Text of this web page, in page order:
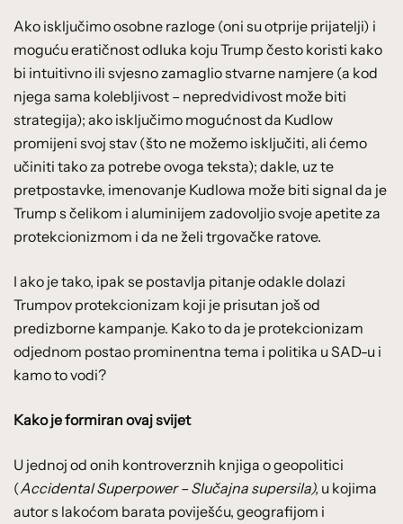
Ako isključimo osobne razloge (oni su otprije prijatelji) i
moguću eratičnost odluka koju Trump često koristi kako
bi intuitivno ili svjesno zamaglio stvarne namjere (a kod
njega sama kolebljivost – nepredvidivost može biti
strategija); ako isključimo mogućnost da Kudlow
promijeni svoj stav (što ne možemo isključiti, ali ćemo
učiniti tako za potrebe ovoga teksta); dakle, uz te
pretpostavke, imenovanje Kudlowa može biti signal da je
Trump s čelikom i aluminijem zadovoljio svoje apetite za
protekcionizmom i da ne želi trgovačke ratove.
I ako je tako, ipak se postavlja pitanje odakle dolazi
Trumpov protekcionizam koji je prisutan još od
predizborne kampanje. Kako to da je protekcionizam
odjednom postao prominentna tema i politika u SAD-u i
kamo to vodi?
Kako je formiran ovaj svijet
U jednoj od onih kontroverznih knjiga o geopolitici
(Accidental Superpower – Slučajna supersila), u kojima
autor s lakoćom barata poviješću, geografijom i